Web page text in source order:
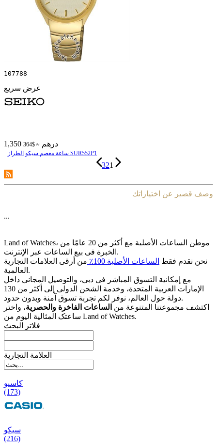
107788
عرض سريع
1,350 درهم ≈ $364
ساعة معصم سیکو الطراز SUR552P1
321
وصف قصير عن اختياراتك
...
Land of Watches، موطن الساعات الأصلیة مع أکثر من 20 عامًا من
الخبرة فی بیع الساعات عبر الإنترنت.
نحن نقدم فقط الساعات الأصلیة 100٪
من أرقى العلامات التجاریة
العالمیة.
مع إمکانیة التسوق المباشر فی دبی، والتوصیل المجانی داخل
الإمارات العربیة المتحدة، وخدمة الشحن الدولی إلى أکثر من 130
دولة حول العالم، نوفر لکم تجربة تسوق آمنة وبدون حدود.
اکتشف مجموعتنا المتنوعة من الساعات الفاخرة والحصریة، واختر
ساعتک المثالیة الیوم من Land of Watches.
فلاتر البحث
العلامة التجارية
کاسیو
(173)
سیکو
(216)